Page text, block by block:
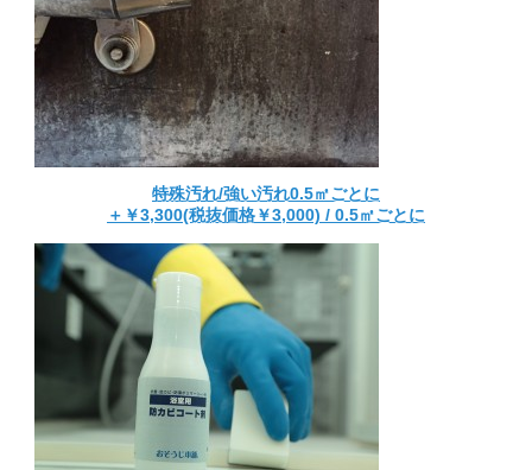
特殊汚れ/強い汚れ0.5㎡ごとに
＋￥3,300(税抜価格￥3,000) / 0.5㎡ごとに